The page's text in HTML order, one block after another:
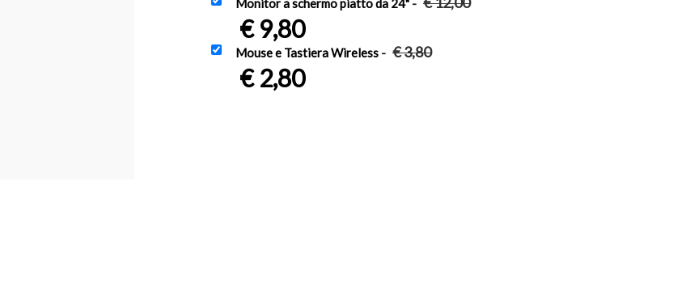
Monitor a schermo piatto da 24" -
€9,80
Mouse e Tastiera Wireless - €3,80
€2,80